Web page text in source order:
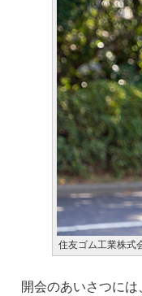
住友ゴム工業株式
開会のあいさつには